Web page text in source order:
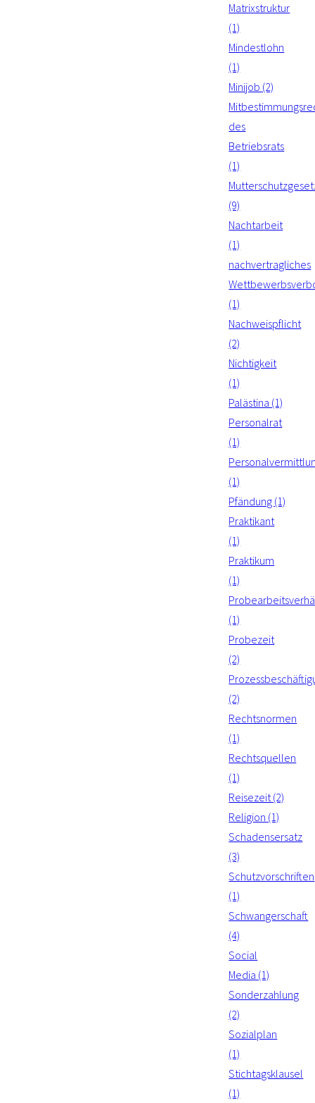
Matrixstruktur
(1)
Mindestlohn
(1)
Minijob (2)
des
Betriebsrats
(1)
(9)
Nachtarbeit
(1)
nachvertragliches
(1)
Nachweispflicht
(2)
Nichtigkeit
(1)
Palästina (1)
Personalrat
(1)
(1)
Pfändung (1)
Praktikant
(1)
Praktikum
(1)
(1)
Probezeit
(2)
(2)
Rechtsnormen
(1)
Rechtsquellen
(1)
Reisezeit (2)
Religion (1)
Schadensersatz
(3)
Schutzvorschriften
(1)
Schwangerschaft
(4)
Social
Media (1)
Sonderzahlung
(2)
Sozialplan
(1)
Stichtagsklausel
(1)